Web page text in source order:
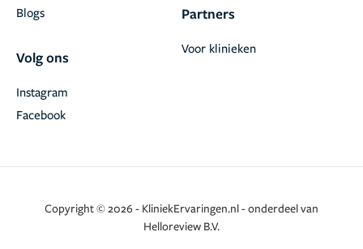
Blogs
Volg ons
Facebook
Instagram
Partners
Voor klinieken
Copyright © 2026 - KliniekErvaringen.nl - onderdeel van
Helloreview B.V.